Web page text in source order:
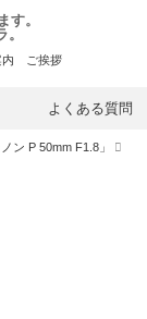
キ
す。
内 ご挨拶
よくある質問
ン P 50mm F1.8」